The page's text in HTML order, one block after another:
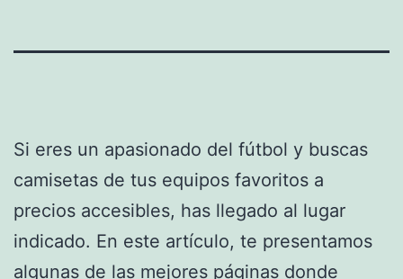
Si eres un apasionado del fútbol y buscas
camisetas de tus equipos favoritos a
precios accesibles, has llegado al lugar
indicado. En este artículo, te presentamos
algunas de las mejores páginas donde